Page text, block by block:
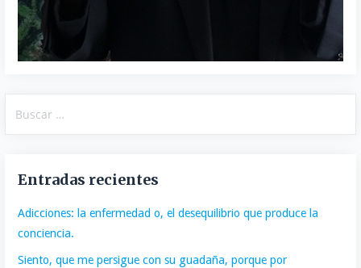
Entradas recientes
Adicciones: la enfermedad o, el desequilibrio que produce la
conciencia.
Siento, que me persigue con su guadaña, porque por